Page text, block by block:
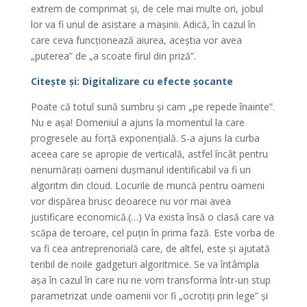
extrem de comprimat și, de cele mai multe ori, jobul
lor va fi unul de asistare a mașinii. Adică, în cazul în
care ceva funcționează aiurea, aceștia vor avea
„puterea” de „a scoate firul din priză”.
Citește și: Digitalizare cu efecte șocante
Poate că totul sună sumbru și cam „pe repede înainte”.
Nu e așa! Domeniul a ajuns la momentul la care
progresele au forță exponențială. S-a ajuns la curba
aceea care se apropie de verticală, astfel încât pentru
nenumărați oameni dușmanul identificabil va fi un
algoritm din cloud. Locurile de muncă pentru oameni
vor dispărea brusc deoarece nu vor mai avea
justificare economică.(…) Va exista însă o clasă care va
scăpa de teroare, cel puțin în prima fază. Este vorba de
va fi cea antreprenorială care, de altfel, este și ajutată
teribil de noile gadgeturi algoritmice. Se va întâmpla
așa în cazul în care nu ne vom transforma într-un stup
parametrizat unde oamenii vor fi „ocrotiți prin lege” și